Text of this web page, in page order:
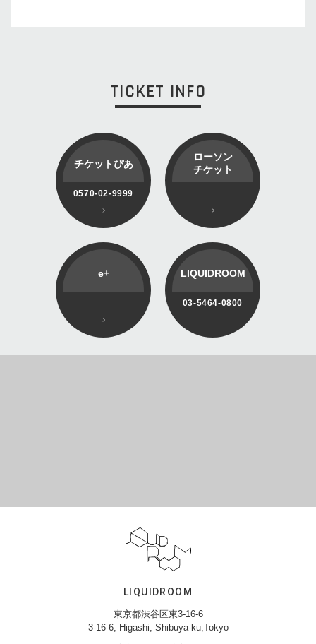
TICKET INFO
チケットぴあ
0570-02-9999
ローソン
チケット
e+ LIQUIDROOM
03-5464-0800
LIQUIDROOM
東京都渋谷区東3-16-6
3-16-6, Higashi, Shibuya-ku,Tokyo